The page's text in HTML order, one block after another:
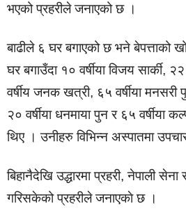
भएको प्रहरीले जनाएको छ ।
बाढीले ६ घर बगाएको छ भने बेपत्ताको
घर बगाउँदा १० वर्षीया विजय सार्की,
वर्षीय जनक खत्री, ६५ वर्षीया मनसरी
२० वर्षीया धनमाया पुन र ६५ वर्षीया
थिए । उनीहरु विभिन्न अस्पातमा
बिहानैदेखि उद्धारमा प्रहरी, नेपाली
गरिसकेको प्रहरीले जनाएकाे छ ।